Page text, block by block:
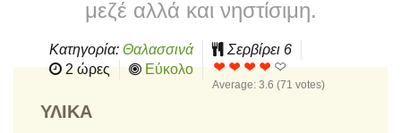
μεζέ αλλά και νηστίσιμη.
Κατηγορία: Θαλασσινά Σερβίρει 6
2 ώρες
Εύκολο
Average: 3.6 (71 votes)
ΥΛΙΚΆ